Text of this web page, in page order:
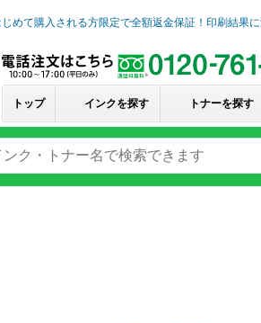
トップ インクを探す トナーを探す